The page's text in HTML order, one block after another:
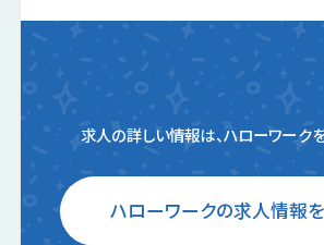
求人の詳しい情報は、ハローワーク
ハローワークの求人情報